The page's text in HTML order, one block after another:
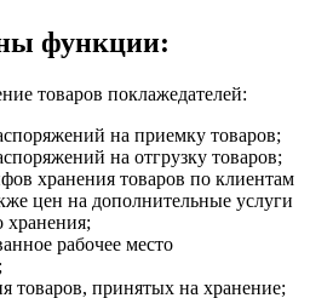
функции:
товаров поклажедателей:
на приемку товаров;
на отгрузку товаров;
хранения товаров по клиентам
цен на дополнительные услуги
хранения;
рабочее место
товаров, принятых на хранение;